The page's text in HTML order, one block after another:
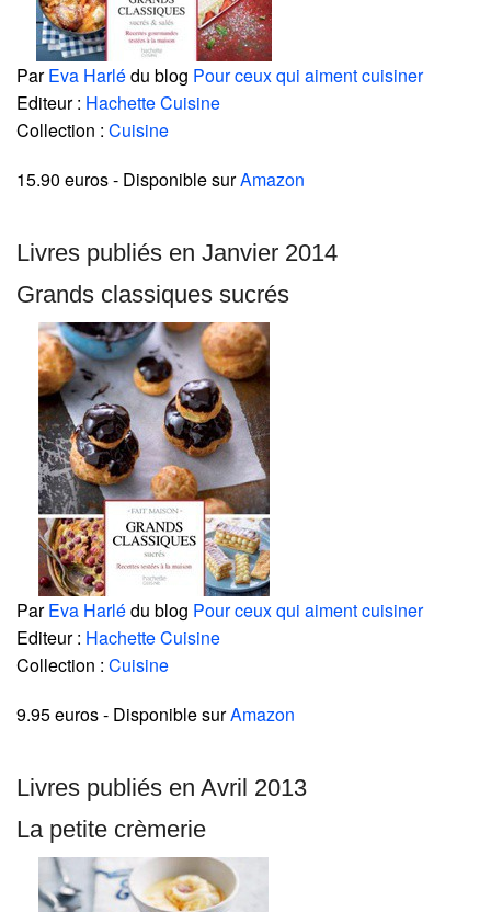
ParEva Harlédu blog Pour ceux qui aiment cuisiner
Editeur : Hachette Cuisine
Collection : Cuisine
15.90 euros- Disponible surAmazon
Livres publiés en Janvier 2014
Grands classiques sucrés
ParEva Harlédu blog Pour ceux qui aiment cuisiner
Editeur : Hachette Cuisine
Collection : Cuisine
9.95 euros- Disponible surAmazon
Livres publiés en Avril 2013
La petite crèmerie